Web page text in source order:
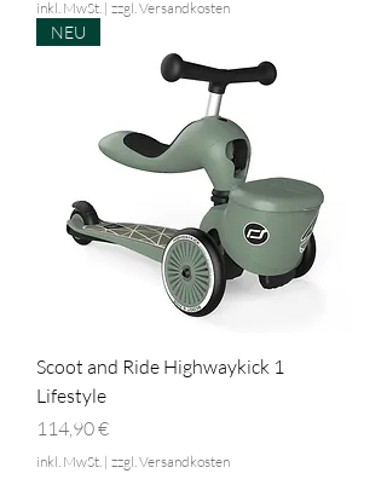
inkl. MwSt. | zzgl. Versandkosten
NEU
Scoot and Ride Highwaykick 1
Lifestyle
Preis
114,90 €
inkl. MwSt. | zzgl. Versandkosten